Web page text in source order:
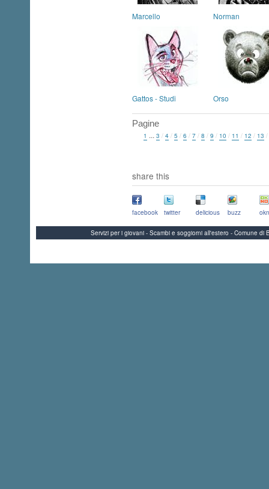
Marcello Norman
Gattos - Studi Orso
Pagine
1 ... 3 / 4 / 5 / 6 / 7 / 8 / 9 / 10 / 11 / 12 / 13 /
share this
facebook twitter delicious buzz
Servizi per i giovani - Scambi e soggiorni all'estero - Comune